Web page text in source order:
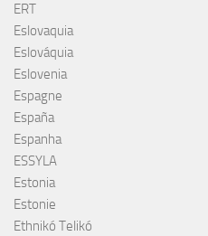
ERT
Eslovaquia
Eslováquia
Eslovenia
Espagne
España
Espanha
ESSYLA
Estonia
Estonie
Ethnikó Telikó